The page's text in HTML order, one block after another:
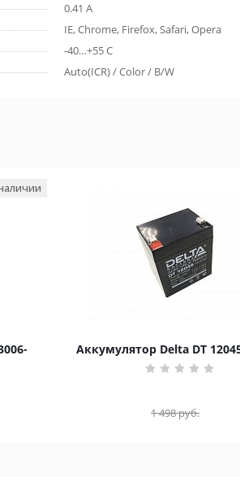
0.41 А
IE, Chrome, Firefox, Safari, Opera
-40…+55 С
Auto(ICR) / Color / B/W
Аккумулятор Delta DT
1 498руб.